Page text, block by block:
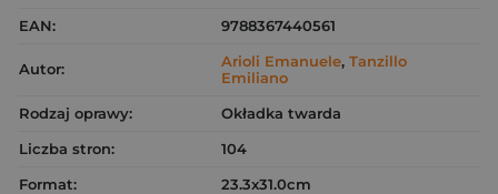
EAN:
9788367440561
Autor: Arioli Emanuele, Tanzillo
Emiliano
Rodzaj oprawy:
Okładka twarda
Liczba stron:
104
Format:
23.3x31.0cm